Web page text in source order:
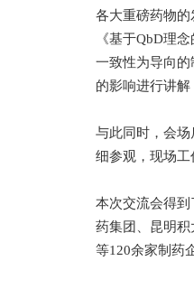
各大重磅药物
《基于QbD理
一致性为导向
的影响进行讲
与此同时，会
细参观，现场工
本次交流会得
药集团、昆明
等120余家制药